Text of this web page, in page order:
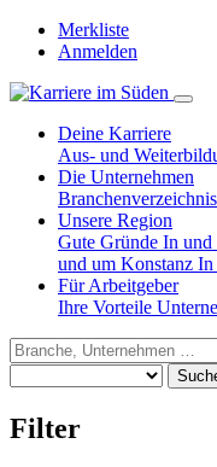
Merkliste
Anmelden
Deine Karriere
Aus- und
Die Unternehmen
Branchenverzeichnis
Unsere Region
Gute Gründe In und
und um Konstanz In
Für Arbeitgeber
Ihre Vorteile
Filter